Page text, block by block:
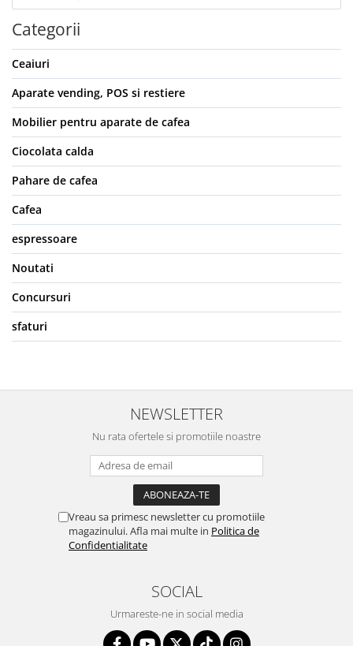
Categorii
Ceaiuri
Aparate vending, POS si restiere
Mobilier pentru aparate de cafea
Ciocolata calda
Pahare de cafea
Cafea
espressoare
Noutati
Concursuri
sfaturi
NEWSLETTER
Nu rata ofertele si promotiile noastre
Vreau sa primesc newsletter cu promotiile
magazinului. Afla mai multe in Politica de
Confidentialitate
SOCIAL
Urmareste-ne in social media